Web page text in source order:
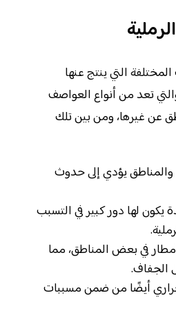
التي ينتج عنها
تعد من أنواع العواصف
عن غيرها، ومن بين تلك
والمناطق يؤدي إلى حدوث
يكون لها دور كبير في التسبب
في بعض المناطق، مما
الجفاف.
أيضًا من ضمن مسببات